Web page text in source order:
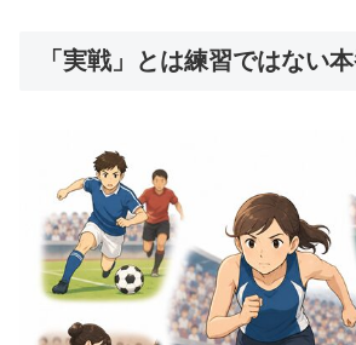
「実戦」とは練習ではない